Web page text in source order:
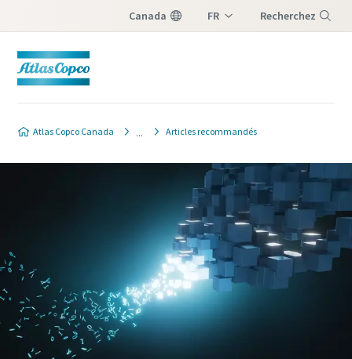
Canada FR Recherchez
Atlas Copco Canada Articles recommandés